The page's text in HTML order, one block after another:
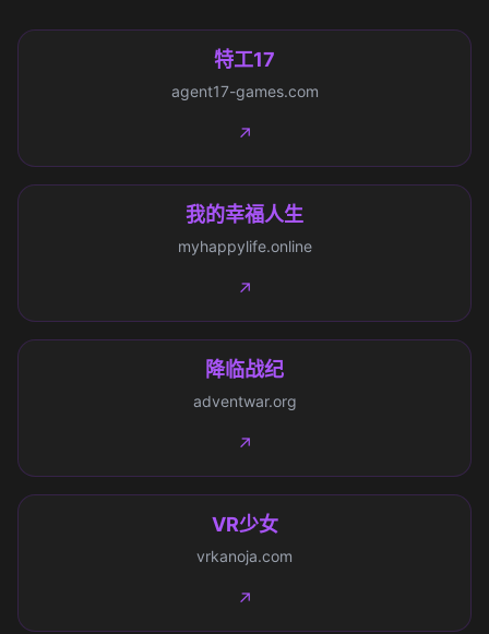
特工17
agent17-games.com
↗
我的幸福人生
myhappylife.online
↗
降临战纪
adventwar.org
↗
VR少女
vrkanoja.com
↗